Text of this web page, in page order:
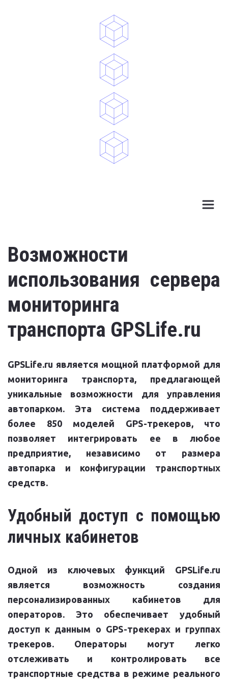
Возможности
использования сервера
мониторинга
транспорта GPSLife.ru
GPSLife.ru является мощной платформой для
мониторинга транспорта, предлагающей
уникальные возможности для управления
автопарком. Эта система поддерживает
более 850 моделей GPS-трекеров, что
позволяет интегрировать ее в любое
предприятие, независимо от размера
автопарка и конфигурации транспортных
средств.
Удобный доступ с помощью
личных кабинетов
Одной из ключевых функций GPSLife.ru
является возможность создания
персонализированных кабинетов для
операторов. Это обеспечивает удобный
доступ к данным о GPS-трекерах и группах
трекеров. Операторы могут легко
отслеживать и контролировать все
транспортные средства в режиме реального